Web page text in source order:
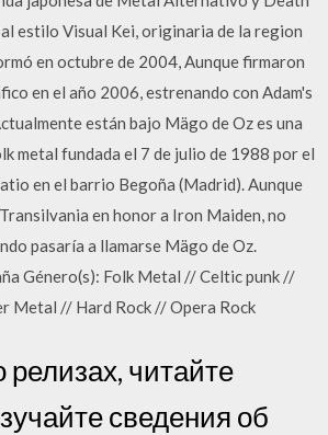
estilo Visual Kei, originaria de la region
en octubre de 2004, Aunque firmaron
en el año 2006, estrenando con Adam's
están bajo Mägo de Oz es una
metal fundada el 7 de julio de 1988 por el
en el barrio Begoña (Madrid). Aunque
en honor a Iron Maiden, no
pasaría a llamarse Mägo de Oz.
Género(s): Folk Metal // Celtic punk //
Metal // Hard Rock // Opera Rock
релизах, читайте
сведения об